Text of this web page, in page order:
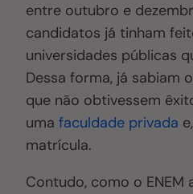
entre outubro e
candidatos já tinham
universidades públicas
Dessa forma, já sabiam
que não obtivessem
umafaculdade privada
matrícula.
Contudo, como o